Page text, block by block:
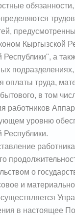
Кыргызской
Республики", а
оплаты труда,
в том
работников
уровню
Республики.
о
и
в настоящее